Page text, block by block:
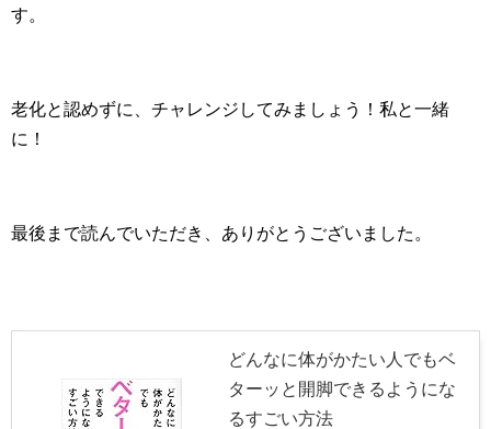
す。
老化と認めずに、チャレンジしてみましょう！私と一緒
に！
最後まで読んでいただき、ありがとうございました。
どんなに体がかたい人でもベ
ターッと開脚できるようにな
るすごい方法